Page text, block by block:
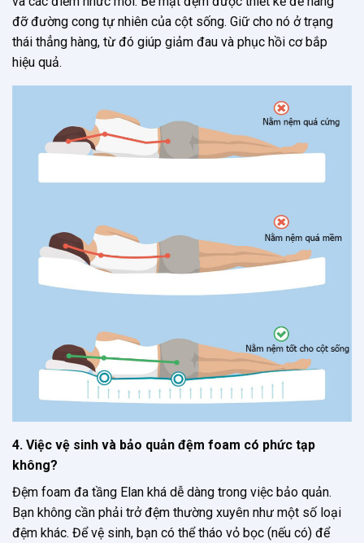
đỡ đường cong tự nhiên của cột sống. Giữ cho nó ở trạng
thái thẳng hàng, từ đó giúp giảm đau và phục hồi cơ bắp
hiệu quả.
4. Việc vệ sinh và bảo quản đệm foam có phức tạp
không?
Đệm foam đa tầng Elan khá dễ dàng trong việc bảo quản.
Bạn không cần phải trở đệm thường xuyên như một số loại
đệm khác. Để vệ sinh, bạn có thể tháo vỏ bọc (nếu có) để